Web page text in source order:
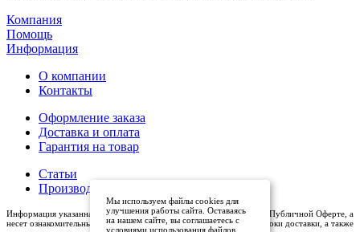
Компания
Помощь
Информация
О компании
Контакты
Оформление заказа
Доставка и оплата
Гарантия на товар
Статьи
Производители
Информация указанная на сайте (описания и цены), не относится к Публичной Оферте, а
несет ознакомительный характер. Окончательная цена, условия и сроки доставки, а также
Мы используем файлы cookies для
улучшения работы сайта. Оставаясь
на нашем сайте, вы соглашаетесь с
условиями использования файлов